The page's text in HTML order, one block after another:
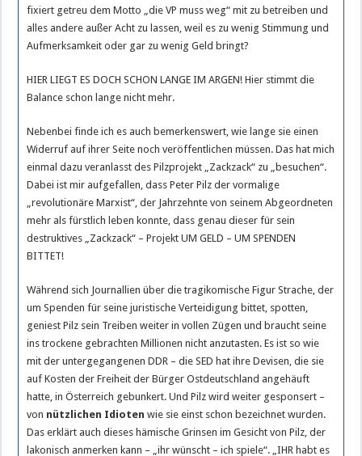
fixiert getreu dem Motto „die VP muss weg“ mit zu betreiben und
alles andere außer Acht zu lassen, weil es zu wenig Stimmung und
Aufmerksamkeit oder gar zu wenig Geld bringt?
HIER LIEGT ES DOCH SCHON LANGE IM ARGEN! Hier stimmt die
Balance schon lange nicht mehr.
Nebenbei finde ich es auch bemerkenswert, wie lange sie einen
Widerruf auf ihrer Seite noch veröffentlichen müssen. Das hat mich
einmal dazu veranlasst des Pilzprojekt „Zackzack“ zu „besuchen“.
Dabei ist mir aufgefallen, dass Peter Pilz der vormalige
„revolutionäre Marxist“, der Jahrzehnte von seinem Abgeordneten
mehr als fürstlich leben konnte, dass genau dieser für sein
destruktives „Zackzack“ – Projekt UM GELD – UM SPENDEN
BITTET!
Während sich Journallien über die tragikomische Figur Strache, der
um Spenden für seine juristische Verteidigung bittet, spotten,
geniest Pilz sein Treiben weiter in vollen Zügen und braucht seine
ins trockene gebrachten Millionen nicht anzutasten. Es ist so wie
mit der untergegangenen DDR – die SED hat ihre Devisen, die sie
auf Kosten der Freiheit der Bürger Ostdeutschland angehäuft
hatte, in Österreich gebunkert. Und Pilz wird weiter gesponsert –
von nützlichen Idioten wie sie einst schon bezeichnet wurden.
Das erklärt auch dieses hämische Grinsen im Gesicht von Pilz, der
lakonisch anmerken kann – „ihr wünscht – ich spiele“. „IHR habt es